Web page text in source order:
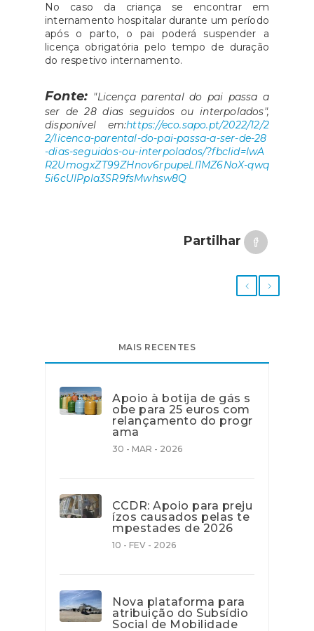
No caso da criança se encontrar em
internamento hospitalar durante um período
após o parto, o pai poderá suspender a
licença obrigatória pelo tempo de duração
do respetivo internamento.
Fonte: "Licença parental do pai passa a
ser de 28 dias seguidos ou interpolados",
disponível em:https://eco.sapo.pt/2022/12/2
2/licenca-parental-do-pai-passa-a-ser-de-28
-dias-seguidos-ou-interpolados/?fbclid=IwA
R2UmogxZT99ZHnov6rpupeLl1MZ6NoX-qwq
5i6cUIPpla3SR9fsMwhsw8Q
Partilhar
MAIS RECENTES
Apoio à botija de gás s
obe para 25 euros com
relançamento do progr
ama
30 - MAR - 2026
CCDR: Apoio para preju
ízos causados pelas te
mpestades de 2026
10 - FEV - 2026
Nova plataforma para
atribuição do Subsídio
Social de Mobilidade